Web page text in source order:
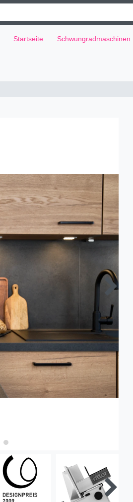
Startseite Schwungradmaschinen